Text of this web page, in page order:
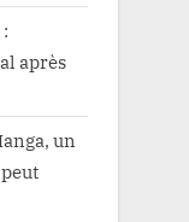
après
un